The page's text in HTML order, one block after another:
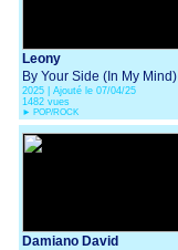
Leony
By Your Side (In My Mind)
2025 | Ajouté le 07/04/25
1482 vues
► POP/ROCK
Damiano David